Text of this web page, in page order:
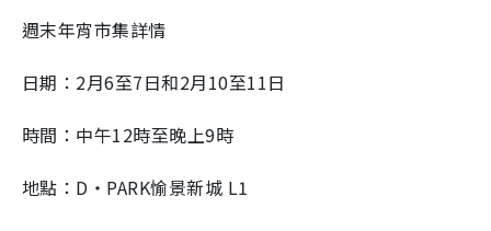
週末年宵市集詳情
日期：2月6至7日和2月10至11日
時間：中午12時至晚上9時
地點：D・PARK愉景新城 L1